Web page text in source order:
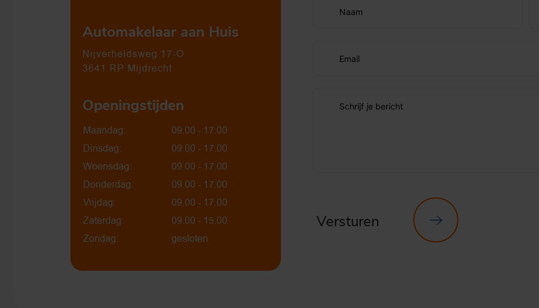
Automakelaar aan Huis
Nijverheidsweg 17-O
3641 RP Mijdrecht
Openingstijden
Maandag:
09.00 - 17.00
Dinsdag:
09.00 - 17.00
Woensdag:
09.00 - 17.00
Donderdag:
09.00 - 17.00
Vrijdag:
09.00 - 17.00
Zaterdag:
09.00 - 15.00
Zondag:
gesloten
Naam
Email
Schrijf je bericht
Versturen